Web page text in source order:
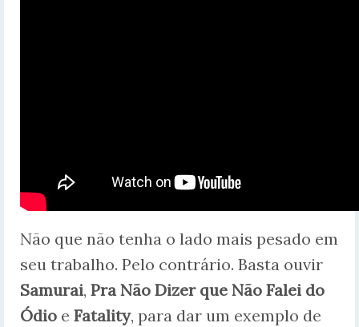
Não que não tenha o lado mais pesado em
seu trabalho. Pelo contrário. Basta ouvir
Samurai, Pra Não Dizer que Não Falei do
Ódio e Fatality, para dar um exemplo de